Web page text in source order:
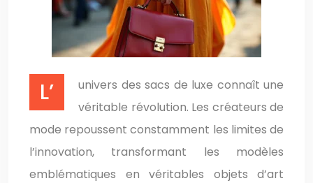
L’univers des sacs de luxe connaît une
véritable révolution. Les créateurs de
mode repoussent constamment les limites de
l’innovation, transformant les modèles
emblématiques en véritables objets d’art